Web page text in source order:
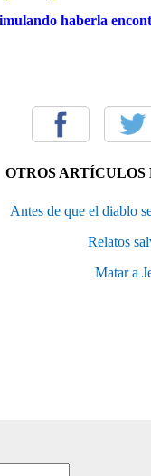
haberla
OTROS ARTÍCULOS
Antes de que el diablo
Relatos
Matar a